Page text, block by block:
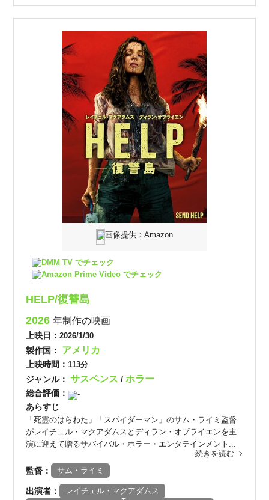
画像提供：Amazon
DMM TV でチェック
Amazon Prime Video でチェック
HELP/復讐島
2026年制作の映画
上映日：2026/1/30
製作国： アメリカ
上映時間： 113分
ジャンル：サスペンス/ホラー
総合評価： -
あらすじ
「死霊のはらわた」「スパイダーマン」のサム・ライミ監督
がレイチェル・マクアダムスとディラン・オブライエンを主
演に迎えて贈るサバイバル・ホラー・エンタテインメント...
続きを読む
監督： サム・ライミ
出演者：
レイチェル・マクアダムス